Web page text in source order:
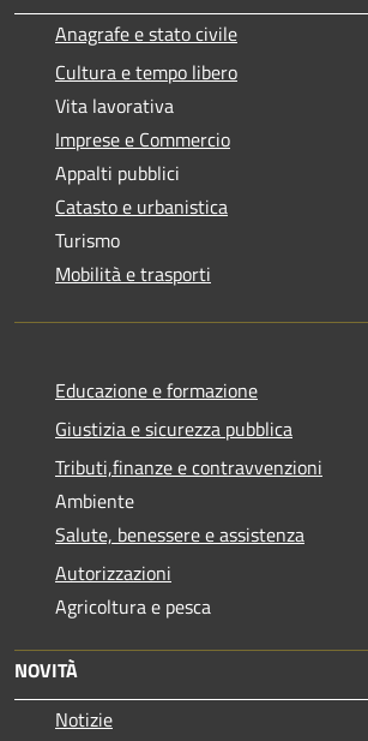
Anagrafe e stato civile
Cultura e tempo libero
Vita lavorativa
Imprese e Commercio
Appalti pubblici
Catasto e urbanistica
Turismo
Mobilità e trasporti
Educazione e formazione
Giustizia e sicurezza pubblica
Tributi,finanze e contravvenzioni
Ambiente
Salute, benessere e assistenza
Autorizzazioni
Agricoltura e pesca
NOVITÀ
Notizie